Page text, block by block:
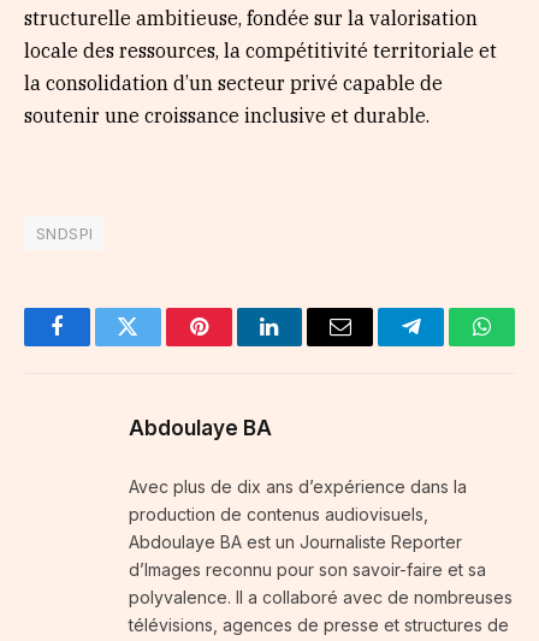
structurelle ambitieuse, fondée sur la valorisation
locale des ressources, la compétitivité territoriale et
la consolidation d’un secteur privé capable de
soutenir une croissance inclusive et durable.
SNDSPI
FacebookTwitter PinterestLinkedInEmail Telegram
Abdoulaye BA
Avec plus de dix ans d’expérience dans la
production de contenus audiovisuels,
Abdoulaye BA est un Journaliste Reporter
d’Images reconnu pour son savoir-faire et sa
polyvalence. Il a collaboré avec de nombreuses
télévisions, agences de presse et structures de